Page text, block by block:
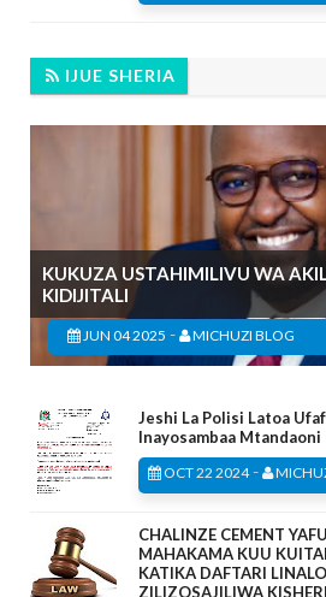
IJUE SHERIA
KUKUZA USTAHIMILIVU WA
KIDIJITALI
JUN 04 2025 - MICHUZI BLOG
Jeshi La Polisi Latoa
Inayosambaa Mtandaoni
OCT 22 2024-
CHALINZE CEMENT
MAHAKAMA KUU
KATIKA DAFTARI
ZILIZOSAJILIWA